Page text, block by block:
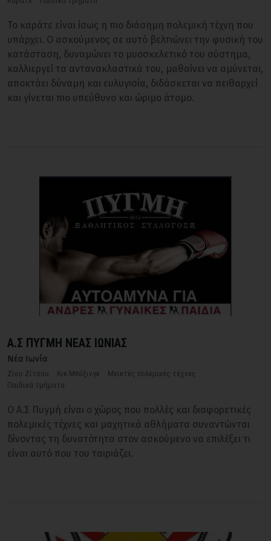
Το καράτε είναι ίσως η πιο διάσημη πολεμική τέχνη που
υπάρχει. Ο ασκούμενος σε αυτό βελτιώνει την φυσική του
κατάσταση, δυναμώνει το μυοσκελετικό του σύστημα,
καλλιεργεί τα αντανακλαστικά του, μαθαίνει να αμύνεται,
αποκτάει δύναμη και ευλυγισία, διδάσκεται να πειθαρχεί
και γίνεται πιο υπεύθυνο και ώριμο άτομο.
Α.Σ ΠΥΓΜΗ ΝΕΑΣ ΙΩΝΙΑΣ
Νέα Ιωνία
Ζίου Ζίτσου Κικ Μπόξινγκ
Μεικτές πολεμικές τέχνες
Παιδικά τμήματα
Ο Α.Σ Πυγμή είναι ο χώρος που πολλές και διαφορετικές
πολεμικές τέχνες και μαχητικά αθλήματα συναντώνται
δίνοντας τη δυνατότητα στον ασκούμενο να επιλέξει τι
είναι αυτό που του ταιριάζει.